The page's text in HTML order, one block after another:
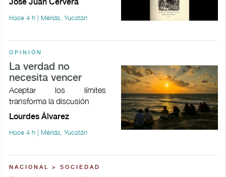
José Juan Cervera
Hace 4 h | Mérida, Yucatán
OPINIÓN
La verdad no
necesita vencer
Aceptar los límites
transforma la discusión
Lourdes Álvarez
Hace 4 h | Mérida, Yucatán
NACIONAL > SOCIEDAD